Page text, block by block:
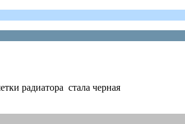
радиатора стала черная